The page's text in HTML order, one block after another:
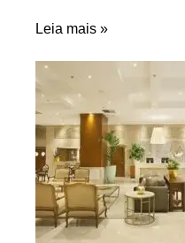
Leia mais »